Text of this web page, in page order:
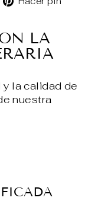
LA
la calidad de
nuestra